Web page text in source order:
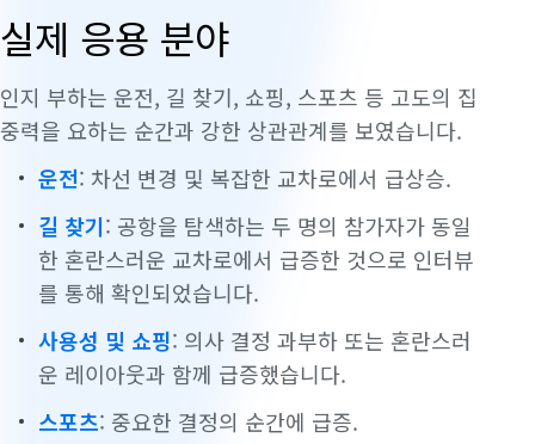
실제 응용 분야
인지 부하는 운전, 길 찾기, 쇼핑, 스포츠 등 고도의 집
중력을 요하는 순간과 강한 상관관계를 보였습니다.
운전: 차선 변경 및 복잡한 교차로에서 급상승.
길 찾기: 공항을 탐색하는 두 명의 참가자가 동일
한 혼란스러운 교차로에서 급증한 것으로 인터뷰
를 통해 확인되었습니다.
사용성 및 쇼핑: 의사 결정 과부하 또는 혼란스러
운 레이아웃과 함께 급증했습니다.
스포츠: 중요한 결정의 순간에 급증.